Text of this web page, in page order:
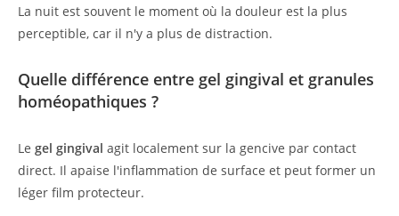
La nuit est souvent le moment où la douleur est la plus
perceptible, car il n'y a plus de distraction.
Quelle différence entre gel gingival et granules
homéopathiques ?
Le gel gingival agit localement sur la gencive par contact
direct. Il apaise l'inflammation de surface et peut former un
léger film protecteur.